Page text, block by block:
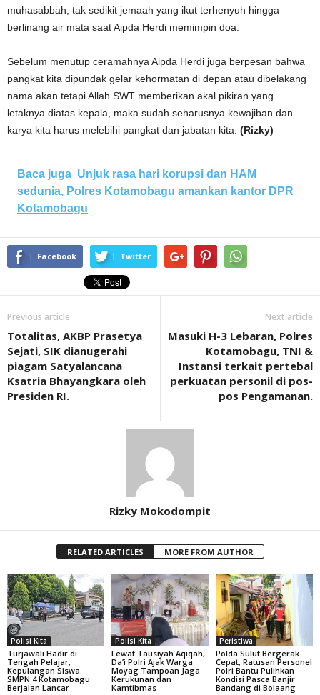
muhasabbah, tak sedikit jemaah yang ikut terhenyuh hingga
berlinang air mata saat Aipda Herdi memimpin doa.
Sebelum menutup ceramahnya Aipda Herdi juga berpesan bahwa
pangkat kita dipundak gelar kehormatan di depan atau dibelakang
nama akan tetapi Allah SWT memberikan akal pikiran yang
letaknya diatas kepala, maka sudah seharusnya kewajiban dan
karya kita harus melebihi pangkat dan jabatan kita. (Rizky)
Baca juga Unjuk rasa hari korupsi dan HAM
sedunia, Polres Kotamobagu amankan kantor DPR
Kotamobagu
Facebook Twitter
Previous article
Totalitas, AKBP Prasetya
Sejati, SIK dianugerahi
piagam Satyalancana
Ksatria Bhayangkara oleh
Presiden RI.
Next article
Masuki H-3 Lebaran, Polres
Kotamobagu, TNI &
Instansi terkait pertebal
perkuatan personil di pos-
pos Pengamanan.
Rizky Mokodompit
RELATED ARTICLES MORE FROM AUTHOR
Polisi Kita
Turjawali Hadir di
Tengah Pelajar,
Kepulangan Siswa
SMPN 4 Kotamobagu
Berjalan Lancar
Polisi Kita
Lewat Tausiyah Aqiqah,
Da’i Polri Ajak Warga
Moyag Tampoan Jaga
Kerukunan dan
Kamtibmas
Peristiwa
Polda Sulut Bergerak
Cepat, Ratusan Personel
Polri Bantu Pulihkan
Kondisi Pasca Banjir
Bandang di Bolaang